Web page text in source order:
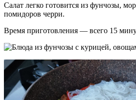
Салат легко готовится из фунчозы,
помидоров черри.
Время приготовления — всего 15